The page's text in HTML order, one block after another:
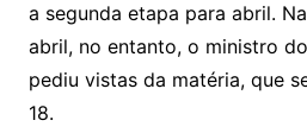
a segunda etapa para abril.
abril, no entanto, o ministro
pediu vistas da matéria, que
18.